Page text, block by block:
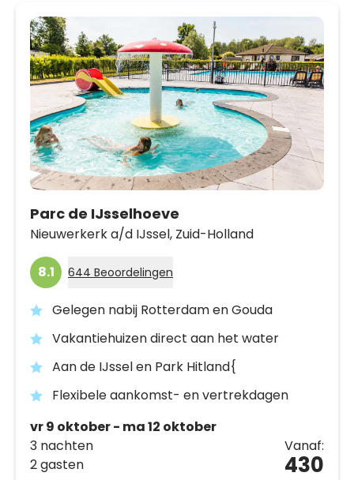
Parc de IJsselhoeve
Nieuwerkerk a/d IJssel, Zuid-Holland
8.1 644 Beoordelingen
Gelegen nabij Rotterdam en Gouda
Vakantiehuizen direct aan het water
Aan de IJssel en Park Hitland{
Flexibele aankomst- en vertrekdagen
vr 9 oktober - ma 12 oktober
3 nachten
2 gasten
Vanaf:
430